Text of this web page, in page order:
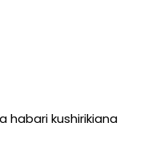
habari kushirikiana